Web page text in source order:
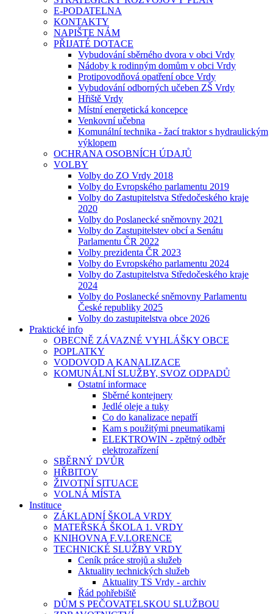
E-PODATELNA
KONTAKTY
NAPIŠTE NÁM
PŘIJATÉ DOTACE
Vybudování sběrného dvora v obci Vrdy
Nádoby k rodinným domům v obci Vrdy
Protipovodňová opatření obce Vrdy
Vybudování odborných učeben ZŠ Vrdy
Hřiště Vrdy
Místní energetická koncepce
Venkovní učebna
Komunální technika - žací traktor s hydraulickým
výklopem
OCHRANA OSOBNÍCH ÚDAJŮ
VOLBY
Volby do ZO Vrdy 2018
Volby do Evropského parlamentu 2019
Volby do Zastupitelstva Středočeského kraje
2020
Volby do Poslanecké sněmovny 2021
Volby do Zastupitelstev obcí a Senátu
Parlamentu ČR 2022
Volby prezidenta ČR 2023
Volby do Evropského parlamentu 2024
Volby do Zastupitelstva Středočeského kraje
2024
Volby do Poslanecké sněmovny Parlamentu
České republiky 2025
Volby do zastupitelstva obce 2026
Praktické info
OBECNĚ ZÁVAZNÉ VYHLÁŠKY OBCE
POPLATKY
VODOVOD A KANALIZACE
KOMUNÁLNÍ SLUŽBY, SVOZ ODPADŮ
Ostatní informace
Sběrné kontejnery
Jedlé oleje a tuky
Co do kanalizace nepatří
Kam s použitými pneumatikami
ELEKTROWIN - zpětný odběr
elektrozařízení
SBĚRNÝ DVŮR
HŘBITOV
ŽIVOTNÍ SITUACE
VOLNÁ MÍSTA
Instituce
ZÁKLADNÍ ŠKOLA VRDY
MATEŘSKÁ ŠKOLA 1. VRDY
KNIHOVNA F.V.LORENCE
TECHNICKÉ SLUŽBY VRDY
Ceník práce strojů a služeb
Aktuality technických služeb
Aktuality TS Vrdy - archiv
Řád pohřebiště
DŮM S PEČOVATELSKOU SLUŽBOU